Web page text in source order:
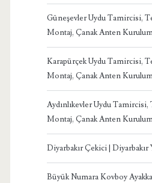
Güneşevler Uydu Tamircisi,
Montaj, Çanak Anten
Karapürçek Uydu Tamircisi,
Montaj, Çanak Anten
Aydınlıkevler Uydu
Montaj, Çanak Anten
Diyarbakır Çekici | Diyarbakır
Büyük Numara Kovboy